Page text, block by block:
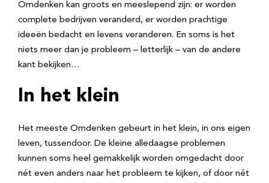
Omdenken kan groots en meeslepend zijn: er worden
complete bedrijven veranderd, er worden prachtige
ideeën bedacht en levens veranderen. En soms is het
niets meer dan je probleem – letterlijk – van de andere
kant bekijken…
In het klein
Het meeste Omdenken gebeurt in het klein, in ons eigen
leven, tussendoor. De kleine alledaagse problemen
kunnen soms heel gemakkelijk worden omgedacht door
nét even anders naar het probleem te kijken, of door nét